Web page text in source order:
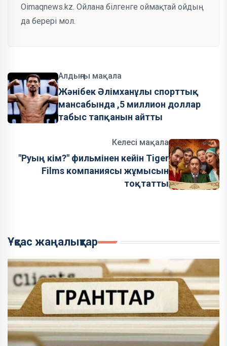
Oimaqnews.kz. Ойлана білгенге оймақтай ойдың
да берері мол.
Алдыңғы мақала
Жәнібек Әлімханұлы спорттық
мансабында ,5 миллион доллар
табыс тапқанын айтты
Келесі мақала
"Руың кім?" фильмінен кейін Tiger
Films компаниясы жұмысын
тоқтатты
Ұқсас жаңалықтар